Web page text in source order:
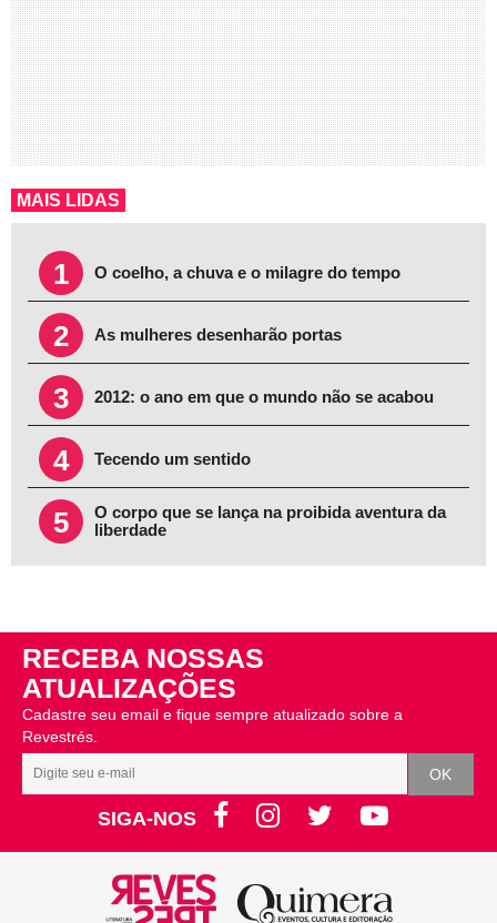
MAIS LIDAS
1 O coelho, a chuva e o milagre do tempo
2 As mulheres desenharão portas
3 2012: o ano em que o mundo não se acabou
4 Tecendo um sentido
5
O corpo que se lança na proibida aventura da
liberdade
RECEBA NOSSAS
ATUALIZAÇÕES
Cadastre seu email e fique sempre atualizado sobre a
Revestrés.
SIGA-NOS